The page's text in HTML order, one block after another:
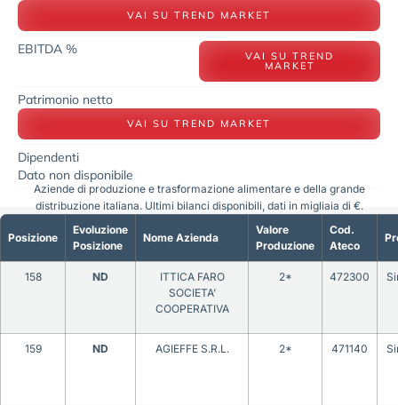
VAI SU TREND MARKET
EBITDA % VAI SU TREND
MARKET
Patrimonio netto
VAI SU TREND MARKET
Dipendenti
Dato non disponibile
Posizione
Evoluzione
Posizione
Nome Azienda
Valore
Produzione
Cod.
Ateco
158 ND
ITTICA FARO
SOCIETA’
COOPERATIVA
2* 472300
159 ND AGIEFFE S.R.L. 2* 471140
Aziende di produzione e trasformazione alimentare e della grande
distribuzione italiana. Ultimi bilanci disponibili, dati in migliaia di €.